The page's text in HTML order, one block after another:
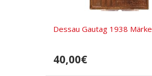
Dessau Gautag 1938 Märke
40,00€